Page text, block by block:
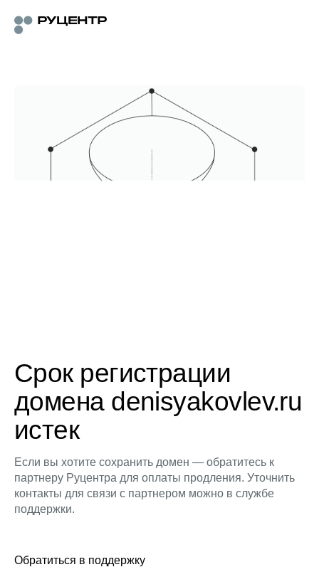
Срок регистрации
домена denisyakovlev.ru
истек
Если вы хотите сохранить домен — обратитесь к
партнеру Руцентра для оплаты продления. Уточнить
контакты для связи с партнером можно в службе
поддержки.
Обратиться в поддержку